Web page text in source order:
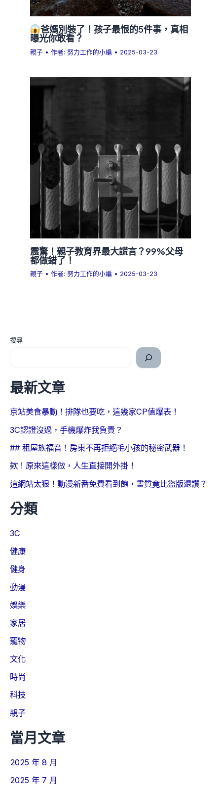
爸媽別裝了！孩子最恨的5件事，真相
曝光你敢看？
親子 • 作者:努力工作的小編 • 2025-03-23
震驚！親子教育界最大謊言？99%父母
都做錯了！
親子 • 作者:努力工作的小編 • 2025-03-23
搜尋
最新文章
京站美食暴動！排隊也要吃，這幾家CP值爆表！
3C認證沒過，手機爆炸我負責？
## 租屋族福音！房東不再拒絕毛小孩的秘密武器！
欸！原來這樣做，人生直接開外掛！
這網站太狠！動漫新番免費看到飽，畫質竟比盜版還讚？
分類
3C
健康
健身
動漫
娛樂
家居
寵物
文化
時尚
科技
親子
當月文章
2025 年 8 月
2025 年 7 月